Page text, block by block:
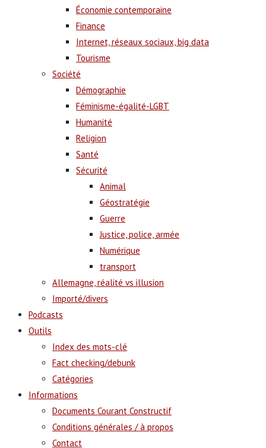
Économie contemporaine
Finance
Internet, réseaux sociaux, big data
Tourisme
Société
Démographie
Féminisme-égalité-LGBT
Humanité
Religion
Santé
Sécurité
Animal
Géostratégie
Guerre
Justice, police, armée
Numérique
transport
Allemagne, réalité vs illusion
Importé/divers
Podcasts
Outils
Index des mots-clé
Fact checking/debunk
Catégories
Informations
Documents Courant Constructif
Conditions générales / à propos
Contact